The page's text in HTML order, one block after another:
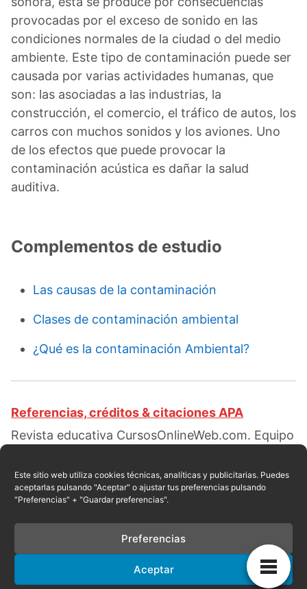
Este sitio web utiliza cookies técnicas, analíticas y publicitarias. Puedes
aceptarlas pulsando "Aceptar" o ajustar tus preferencias pulsando
"Preferencias" + "Guardar preferencias".
Aceptar
Preferencias
provocadas por el exceso de sonido en las
condiciones normales de la ciudad o del medio
ambiente. Este tipo de contaminación puede ser
causada por varias actividades humanas, que
son: las asociadas a las industrias, la
construcción, el comercio, el tráfico de autos, los
carros con muchos sonidos y los aviones. Uno
de los efectos que puede provocar la
contaminación acústica es dañar la salud
auditiva.
Complementos de estudio
Las causas de la contaminación
Clases de contaminación ambiental
¿Qué es la contaminación Ambiental?
Referencias, créditos & citaciones APA
Revista educativa CursosOnlineWeb.com. Equipo
evitar la contaminación?. Escrito por:Red
educativa. Obtenido en fecha 08, 2026, desde el
https://cursosonlineweb.com/como-
evitar-la-contaminacion.html